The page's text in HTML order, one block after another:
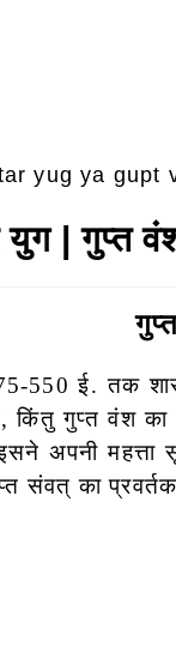
युग | गुप्त
550 ई. तक
किंतु गुप्त वंश
अपनी महत्ता
संवत् का